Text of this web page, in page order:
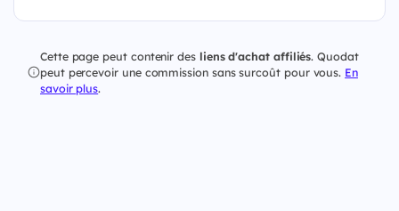
Cette page peut contenir des liens d'achat affiliés. Quodat
peut percevoir une commission sans surcoût pour vous. En
savoir plus.